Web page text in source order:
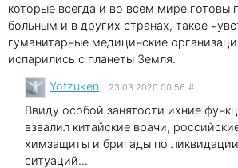
которые всегда и во всем мире готовы
больным и в других странах, такое
гуманитарные медицинские
испарились с планеты Земля.
Yotzuken 23.03.2020 00:56 #
Ввиду особой занятости ихние
взвалил китайские врачи,
химзащиты и бригады по
ситуаций...